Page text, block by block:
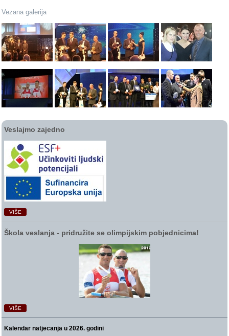
Vezana galerija
Veslajmo zajedno
VIŠE
Škola veslanja ‑ pridružite se olimpijskim pobjednicima!
VIŠE
Kalendar natjecanja u 2026. godini